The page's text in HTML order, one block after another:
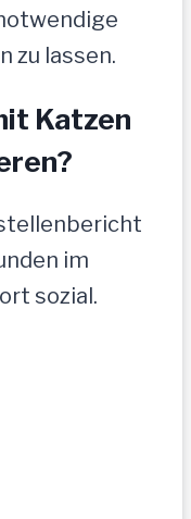
zu lassen.
Katzen
im
sozial.